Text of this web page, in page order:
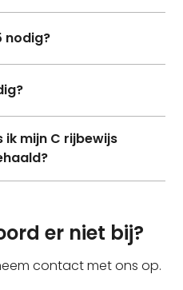
nodig?
een rijbewijs
nodig is.
ik mijn C rijbewijs
te blijven
er niet bij?
contact met ons op.